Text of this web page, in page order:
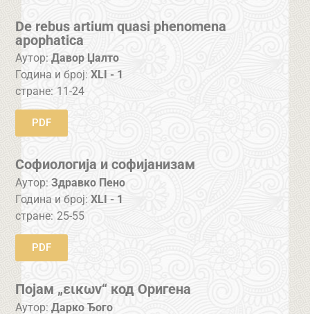
De rebus artium quasi phenomena
apophatica
Аутор: Давор Џалто
Година и број:XLI - 1
стране: 11-24
PDF
Софиологија и софијанизам
Аутор: Здравко Пено
Година и број:XLI - 1
стране: 25-55
PDF
Појам „εικων“ код Оригена
Аутор: Дарко Ђого